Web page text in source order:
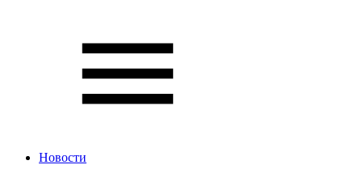
Новости